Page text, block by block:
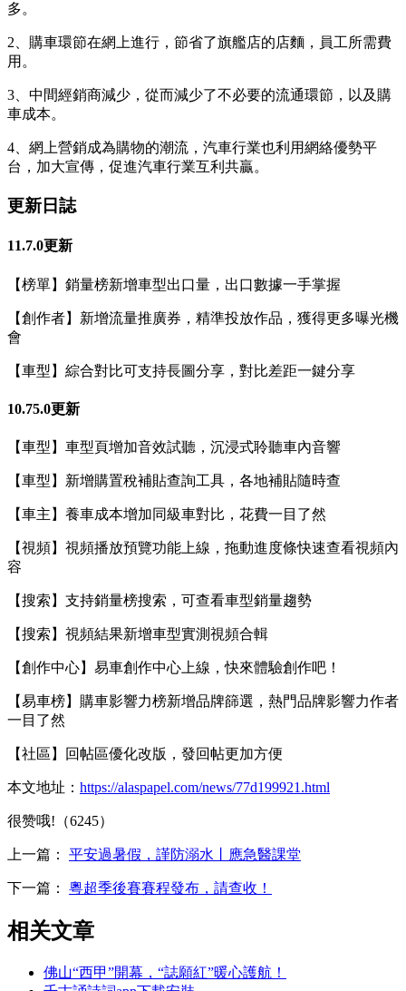
多。
2、購車環節在網上進行，節省了旗艦店的店麵，員工所需費
用。
3、中間經銷商減少，從而減少了不必要的流通環節，以及購
車成本。
4、網上營銷成為購物的潮流，汽車行業也利用網絡優勢平
台，加大宣傳，促進汽車行業互利共贏。
更新日誌
11.7.0更新
【榜單】銷量榜新增車型出口量，出口數據一手掌握
【創作者】新增流量推廣券，精準投放作品，獲得更多曝光機
會
【車型】綜合對比可支持長圖分享，對比差距一鍵分享
10.75.0更新
【車型】車型頁增加音效試聽，沉浸式聆聽車內音響
【車型】新增購置稅補貼查詢工具，各地補貼隨時查
【車主】養車成本增加同級車對比，花費一目了然
【視頻】視頻播放預覽功能上線，拖動進度條快速查看視頻內
容
【搜索】支持銷量榜搜索，可查看車型銷量趨勢
【搜索】視頻結果新增車型實測視頻合輯
【創作中心】易車創作中心上線，快來體驗創作吧！
【易車榜】購車影響力榜新增品牌篩選，熱門品牌影響力作者
一目了然
【社區】回帖區優化改版，發回帖更加方便
本文地址： https://alaspapel.com/news/77d199921.html
很赞哦!（6245）
上一篇： 平安過暑假，謹防溺水丨應急醫課堂
下一篇： 粵超季後賽賽程發布，請查收！
相关文章
佛山“西甲”開幕，“誌願紅”暖心護航！